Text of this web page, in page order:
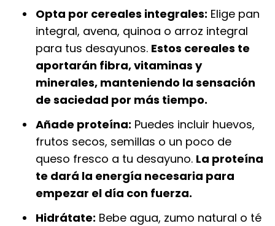
Opta por cereales integrales: Elige pan
integral, avena, quinoa o arroz integral
para tus desayunos. Estos cereales te
aportarán fibra, vitaminas y
minerales, manteniendo la sensación
de saciedad por más tiempo.
Añade proteína: Puedes incluir huevos,
frutos secos, semillas o un poco de
queso fresco a tu desayuno. La proteína
te dará la energía necesaria para
empezar el día con fuerza.
Hidrátate: Bebe agua, zumo natural o té